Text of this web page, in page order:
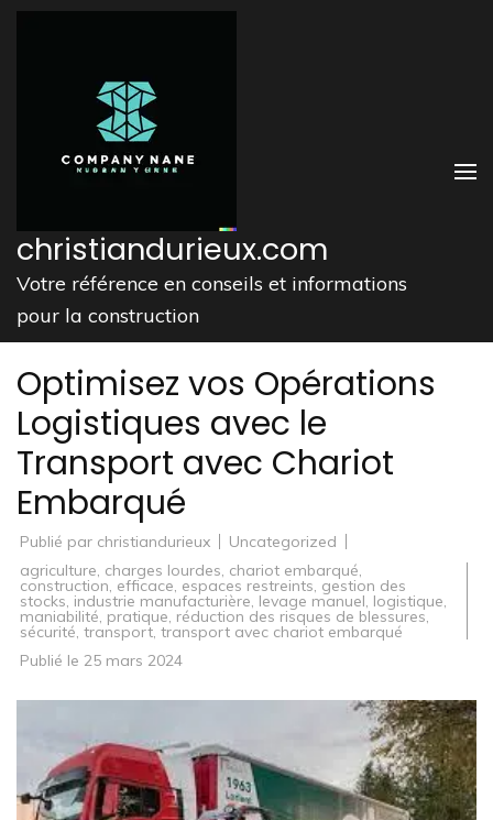
Aller
christiandurieux.com
Votre référence en conseils et informations
pour la construction
Optimisez vos Opérations
Logistiques avec le
Transport avec Chariot
Embarqué
Publié par christiandurieux
Uncategorized
agriculture, charges lourdes, chariot embarqué,
construction, efficace, espaces restreints, gestion des
stocks, industrie manufacturière, levage manuel, logistique,
maniabilité, pratique, réduction des risques de blessures,
sécurité, transport, transport avec chariot embarqué
Publié le 25 mars 2024